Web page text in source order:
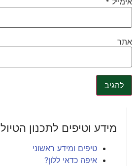
אתר
מידע וטיפים לתכנון הטיול
טיפים ומידע ראשוני
איפה כדאי ללון?